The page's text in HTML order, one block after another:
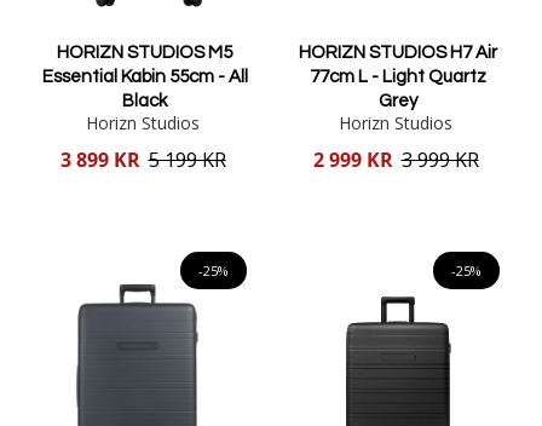
HORIZN STUDIOS M5
Essential Kabin 55cm - All
Black
Horizn Studios
Reducerat
3 899 KR 5 199 KR
HORIZN STUDIOS H7 Air
77cm L - Light Quartz
Grey
Horizn Studios
Reducerat
2 999 KR 3 999 KR
-25% -25%